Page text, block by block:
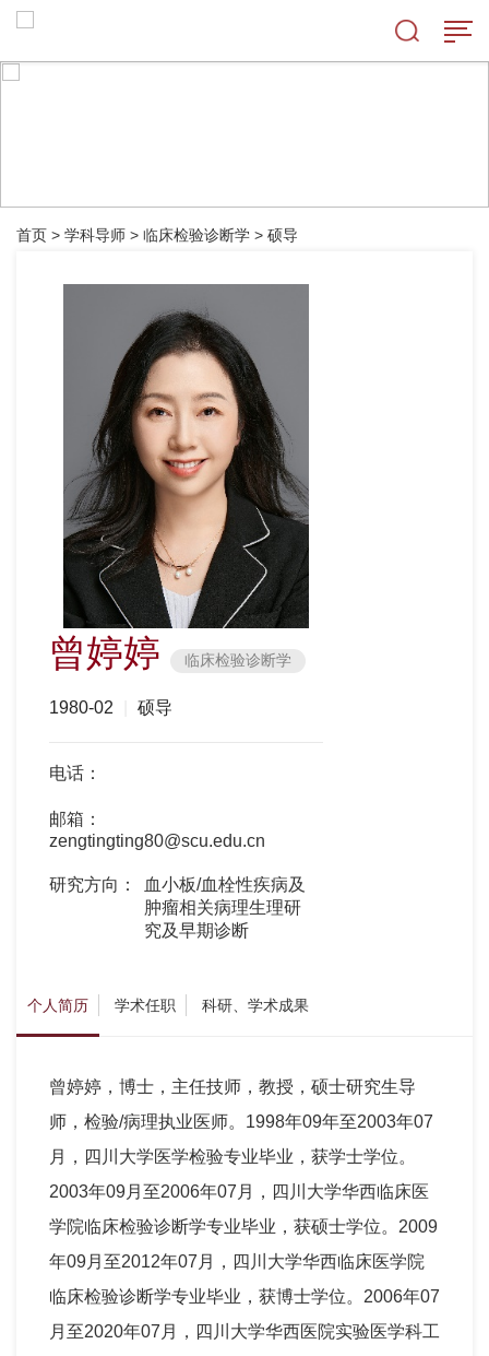
首页 > 学科导师 > 临床检验诊断学 > 硕导
曾婷婷 临床检验诊断学
1980-02 硕导
电话：
邮箱：
zengtingting80@scu.edu.cn
研究方向：
血小板/血栓性疾病及
肿瘤相关病理生理研
究及早期诊断
个人简历 学术任职 科研、学术成果
曾婷婷，博士，主任技师，教授，硕士研究生导
师，检验/病理执业医师。1998年09年至2003年07
月，四川大学医学检验专业毕业，获学士学位。
2003年09月至2006年07月，四川大学华西临床医
学院临床检验诊断学专业毕业，获硕士学位。2009
年09月至2012年07月，四川大学华西临床医学院
临床检验诊断学专业毕业，获博士学位。2006年07
月至2020年07月，四川大学华西医院实验医学科工